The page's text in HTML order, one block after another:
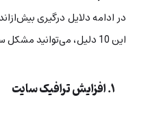
این 10 دلیل، می‌توانید مشکل سایت‌تان را پیدا کنید.
۱. افزایش ترافیک سایت